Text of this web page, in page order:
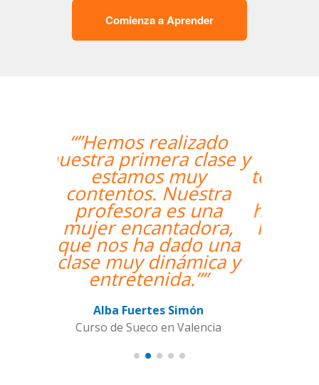
Comienza a Aprender
“”The course is going
well and Eugenia, my
teacher, is fantastic. My
communication skills
have improved greatly.
I'm really enjoying the
lessons!””
Miguel Eufrasio
Groupe GM